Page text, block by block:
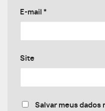
E-mail *
Site
Salvar meus dados